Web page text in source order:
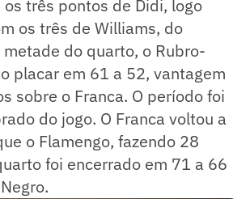
os três pontos de Didi, logo
os três de Williams, do
metade do quarto, o Rubro-
placar em 61 a 52, vantagem
sobre o Franca. O período foi
do jogo. O Franca voltou a
o Flamengo, fazendo 28
foi encerrado em 71 a 66